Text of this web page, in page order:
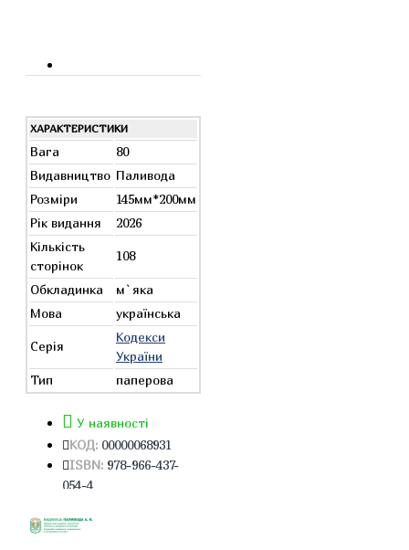
ХАРАКТЕРИСТИКИ
Вага
80
Видавництво Паливода
Розміри
145мм*200мм
Рік видання
2026
Кількість
сторінок
108
Обкладинка
м`яка
Мова
українська
Серія
Кодекси
України
Тип
паперова
У наявності
КОД: 00000068931
ISBN: 978-966-437-
054-4